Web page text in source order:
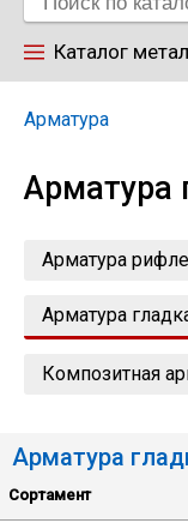
Каталог
Труба
Лист
Уголок
Арматура
Арматура
Арматура
Арматура
Композитная
Арматура
Сортамент